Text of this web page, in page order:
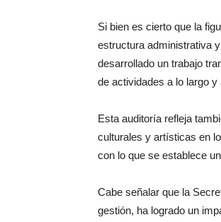
Si bien es cierto que la
estructura administrativa
desarrollado un trabajo
de actividades a lo largo
Esta auditoría refleja
culturales y artísticas en
con lo que se establece
Cabe señalar que la
gestión, ha logrado un